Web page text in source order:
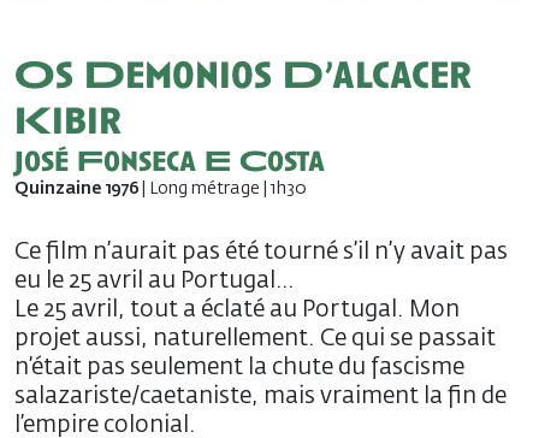
Os Demonios D’alcacer
Kibir
José Fonseca E Costa
Quinzaine 1976 | Long métrage | 1h30
Ce film n’aurait pas été tourné s’il n’y avait pas
eu le 25 avril au Portugal…
Le 25 avril, tout a éclaté au Portugal. Mon
projet aussi, naturellement. Ce qui se passait
n’était pas seulement la chute du fascisme
salazariste/caetaniste, mais vraiment la fin de
l’empire colonial.